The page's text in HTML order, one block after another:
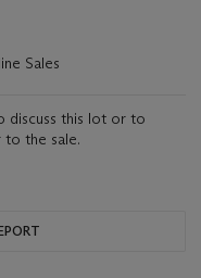
Sales
discuss this lot or to
the sale.